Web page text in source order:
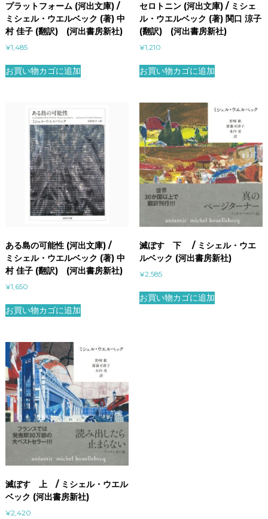
プラットフォーム (河出文庫) /
ミシェル・ウエルベック (著) 中
村 佳子 (翻訳) (河出書房新社)
¥1,485
お買い物カゴに追加
セロトニン (河出文庫) / ミシェ
ル・ウエルベック (著) 関口 涼子
(翻訳) (河出書房新社)
¥1,210
お買い物カゴに追加
ある島の可能性 (河出文庫) /
ミシェル・ウエルベック (著) 中
村 佳子 (翻訳) (河出書房新社)
¥1,650
お買い物カゴに追加
滅ぼす 下 / ミシェル・ウエ
ルベック (河出書房新社)
¥2,585
お買い物カゴに追加
滅ぼす 上 / ミシェル・ウエル
ベック (河出書房新社)
¥2,420